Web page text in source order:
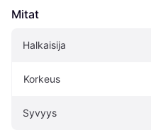
Mitat
Halkaisija
Korkeus
Syvyys